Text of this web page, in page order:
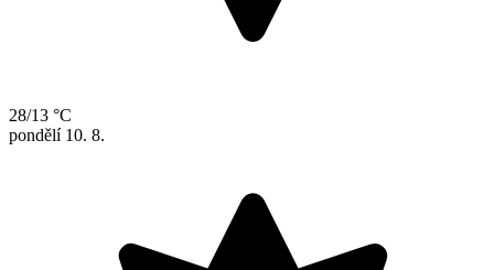
28/13 °C
pondělí 10. 8.